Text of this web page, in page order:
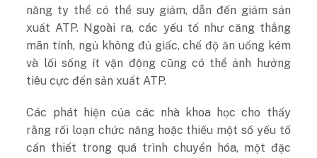
năng ty thể có thể suy giảm, dẫn đến giảm sản
xuất ATP. Ngoài ra, các yếu tố như căng thẳng
mãn tính, ngủ không đủ giấc, chế độ ăn uống kém
và lối sống ít vận động cũng có thể ảnh hưởng
tiêu cực đến sản xuất ATP.
Các phát hiện của các nhà khoa học cho thấy
rằng rối loạn chức năng hoặc thiếu một số yếu tố
cần thiết trong quá trình chuyển hóa, một đặc